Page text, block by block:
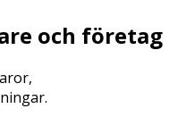
och företag